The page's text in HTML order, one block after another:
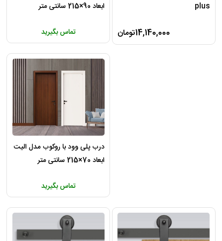
plus
14,140,000تومان
ابعاد 90×215 سانتی متر
تماس بگیرید
درب پلی وود با روکوب مدل الیت
ابعاد 70×215 سانتی متر
تماس بگیرید